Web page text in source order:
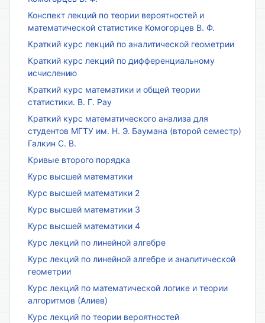
Конспект лекций по теории вероятностей и
математической статистике Комогорцев В. Ф.
Краткий курс лекций по аналитической геометрии
Краткий курс лекций по дифференциальному
исчислению
Краткий курс математики и общей теории
статистики. В. Г. Рау
Краткий курс математического анализа для
студентов МГТУ им. Н. Э. Баумана (второй семестр)
Галкин С. В.
Кривые второго порядка
Курс высшей математики
Курс высшей математики 2
Курс высшей математики 3
Курс высшей математики 4
Курс лекций по линейной алгебре
Курс лекций по линейной алгебре и аналитической
геометрии
Курс лекций по математической логике и теории
алгоритмов (Алиев)
Курс лекций по теории вероятностей